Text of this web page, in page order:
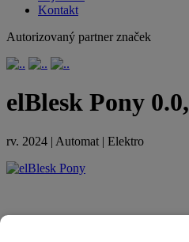
Kontakt
Autorizovaný partner značek
elBlesk Pony 0.0,
rv. 2024 | Automat | Elektro